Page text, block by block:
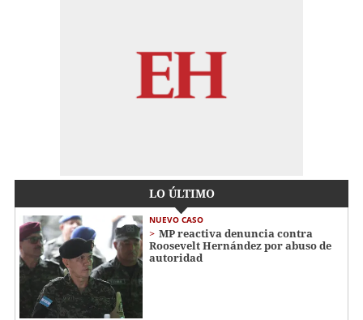
LO ÚLTIMO
NUEVO CASO
MP reactiva denuncia contra
Roosevelt Hernández por abuso de
autoridad